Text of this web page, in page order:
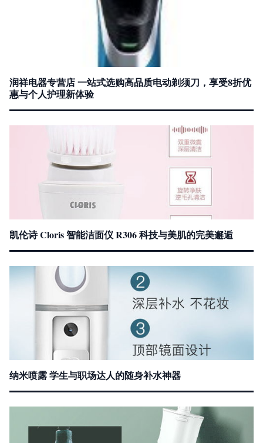
润祥电器专营店 一站式选购高品质电动剃须刀，享受8折优
惠与个人护理新体验
凯伦诗 Cloris 智能洁面仪 R306 科技与美肌的完美邂逅
纳米喷露 学生与职场达人的随身补水神器